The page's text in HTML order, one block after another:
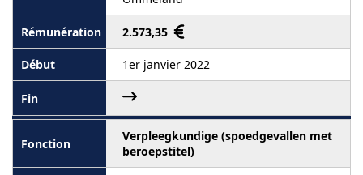
2.573,35
1er janvier 2022
Verpleegkundige (spoedgevallen met
beroepstitel)